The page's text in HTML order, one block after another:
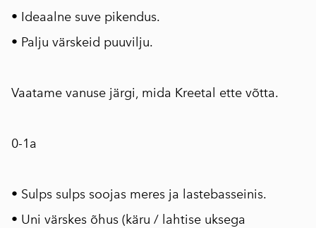
• Ideaalne suve pikendus.
• Palju värskeid puuvilju.
Vaatame vanuse järgi, mida Kreetal ette võtta.
0-1a
• Sulps sulps soojas meres ja lastebasseinis.
• Uni värskes õhus (käru / lahtise uksega